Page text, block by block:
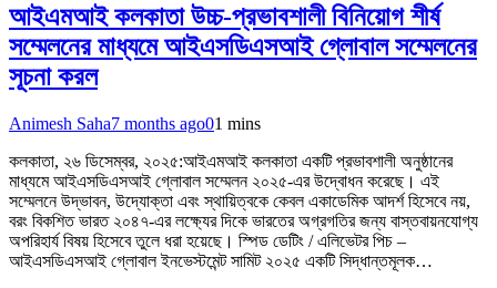
আইএমআই কলকাতা উচ্চ-প্রভাবশালী বিনিয়োগ শীর্ষ
সম্মেলনের মাধ্যমে আইএসডিএসআই গ্লোবাল সম্মেলনের
সূচনা করল
Animesh Saha7 months ago01 mins
কলকাতা, ২৬ ডিসেম্বর, ২০২৫:আইএমআই কলকাতা একটি প্রভাবশালী অনুষ্ঠানের
মাধ্যমে আইএসডিএসআই গ্লোবাল সম্মেলন ২০২৫-এর উদ্বোধন করেছে। এই
সম্মেলনে উদ্ভাবন, উদ্যোক্তা এবং স্থায়িত্বকে কেবল একাডেমিক আদর্শ হিসেবে নয়,
বরং বিকশিত ভারত ২০৪৭-এর লক্ষ্যের দিকে ভারতের অগ্রগতির জন্য বাস্তবায়নযোগ্য
অপরিহার্য বিষয় হিসেবে তুলে ধরা হয়েছে। স্পিড ডেটিং / এলিভেটর পিচ –
আইএসডিএসআই গ্লোবাল ইনভেস্টমেন্ট সামিট ২০২৫ একটি সিদ্ধান্তমূলক…